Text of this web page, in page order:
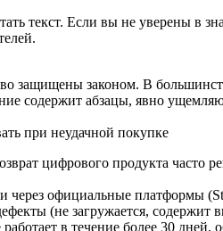
текст. Если вы не уверены в
защищены законом. В
содержит абзацы, явно
при неудачной покупке
цифрового продукта часто
официальные платформы
(не загружается,
в течение более 30 дней,